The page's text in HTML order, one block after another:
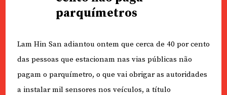
parquímetros
Lam Hin San adiantou ontem que cerca de 40 por cento
das pessoas que estacionam nas vias públicas não
pagam o parquímetro, o que vai obrigar as autoridades
a instalar mil sensores nos veículos, a título